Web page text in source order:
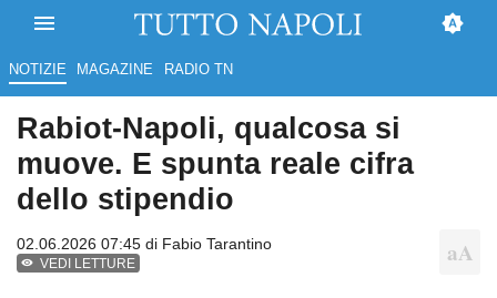
NOTIZIE MAGAZINE RADIO TN
Rabiot-Napoli, qualcosa si
muove. E spunta reale cifra
dello stipendio
02.06.2026 07:45 di Fabio Tarantino
VEDI LETTURE